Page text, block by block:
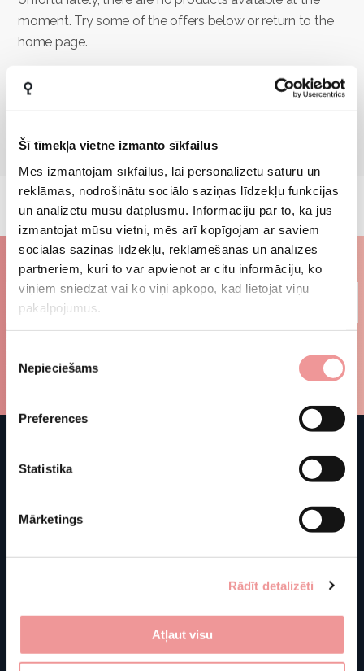
Šī tīmekļa vietne izmanto sīkfailus
Mēs izmantojam sīkfailus, lai personalizētu saturu un
reklāmas, nodrošinātu sociālo saziņas līdzekļu funkcijas
un analizētu mūsu datplūsmu. Informāciju par to, kā jūs
izmantojat mūsu vietni, mēs arī kopīgojam ar saviem
sociālās saziņas līdzekļu, reklamēšanas un analīzes
partneriem, kuri to var apvienot ar citu informāciju, ko
viņiem sniedzat vai ko viņi apkopo, kad lietojat viņu
pakalpojumus.
Piekrišanas
izvēle
Nepieciešams
Preferences
Statistika
Mārketings
Rādīt detalizēti
Atļaut visu
moment. Try some of the offers below or return to the
home page.
GO BACK TO MAIN
Subscribe to our newsletter
Shop
Store information